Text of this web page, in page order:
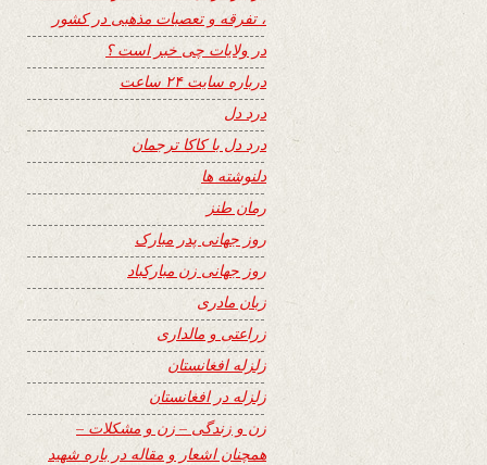
، تفرقه و تعصبات مذهبی در کشور
در ولایات چی خبر است ؟
درباره سایت ۲۴ ساعت
درد دل
درد دل با کاکا ترجمان
دلنوشته ها
رمان طنز
روز جهانی پدر مبارک
روز جهانی زن مبارکباد
زبان مادری
زراعتی و مالداری
زلزله افغانستان
زلزله در افغانستان
زن و زندگی – زن و مشکلات –
همچنان اشعار و مقاله در باره شهید